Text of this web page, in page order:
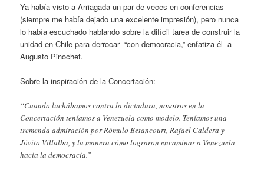
Ya había visto a Arriagada un par de veces en conferencias
(siempre me había dejado una excelente impresión), pero nunca
lo había escuchado hablando sobre la difícil tarea de construir la
unidad en Chile para derrocar -“con democracia,” enfatiza él- a
Augusto Pinochet.
Sobre la inspiración de la Concertación:
“Cuando luchábamos contra la dictadura, nosotros en la
Concertación teníamos a Venezuela como modelo. Teníamos una
tremenda admiración por Rómulo Betancourt, Rafael Caldera y
Jóvito Villalba, y la manera cómo lograron encaminar a Venezuela
hacia la democracia.”